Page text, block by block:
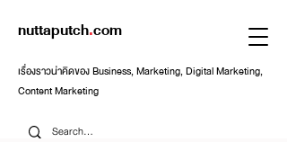
nuttaputch.com
เรื่องราวน่าคิดของ Business, Marketing, Digital Marketing,
Content Marketing